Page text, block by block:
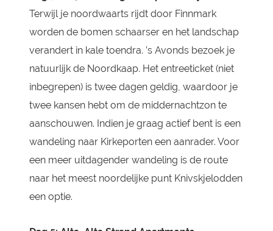
Terwijl je noordwaarts rijdt door Finnmark
worden de bomen schaarser en het landschap
verandert in kale toendra. ’s Avonds bezoek je
natuurlijk de Noordkaap. Het entreeticket (niet
inbegrepen) is twee dagen geldig, waardoor je
twee kansen hebt om de middernachtzon te
aanschouwen. Indien je graag actief bent is een
wandeling naar Kirkeporten een aanrader. Voor
een meer uitdagender wandeling is de route
naar het meest noordelijke punt Knivskjelodden
een optie.